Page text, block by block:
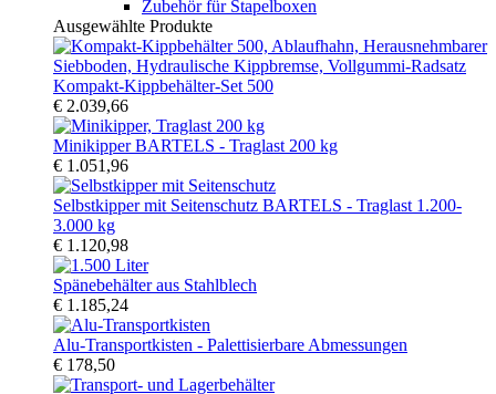
Zubehör für Stapelboxen
Ausgewählte Produkte
Kompakt-Kippbehälter-Set 500
€ 2.039,66
Minikipper BARTELS - Traglast 200 kg
€ 1.051,96
Selbstkipper mit Seitenschutz BARTELS - Traglast 1.200-
3.000 kg
€ 1.120,98
Spänebehälter aus Stahlblech
€ 1.185,24
Alu-Transportkisten - Palettisierbare Abmessungen
€ 178,50